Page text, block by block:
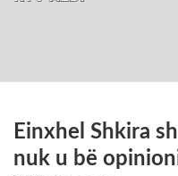
Einxhel Shkira
nuk u bë